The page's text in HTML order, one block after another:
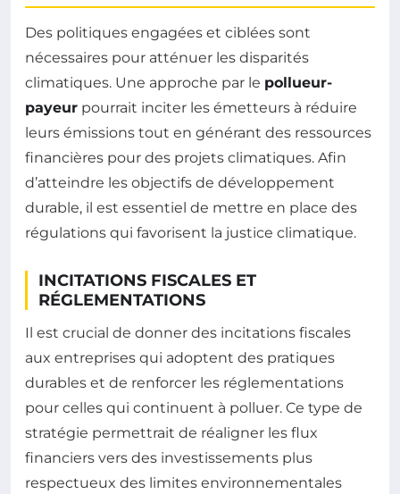
Des politiques engagées et ciblées sont
nécessaires pour atténuer les disparités
climatiques. Une approche par le pollueur-
payeur pourrait inciter les émetteurs à réduire
leurs émissions tout en générant des ressources
financières pour des projets climatiques. Afin
d’atteindre les objectifs de développement
durable, il est essentiel de mettre en place des
régulations qui favorisent la justice climatique.
INCITATIONS FISCALES ET
RÉGLEMENTATIONS
Il est crucial de donner des incitations fiscales
aux entreprises qui adoptent des pratiques
durables et de renforcer les réglementations
pour celles qui continuent à polluer. Ce type de
stratégie permettrait de réaligner les flux
financiers vers des investissements plus
respectueux des limites environnementales